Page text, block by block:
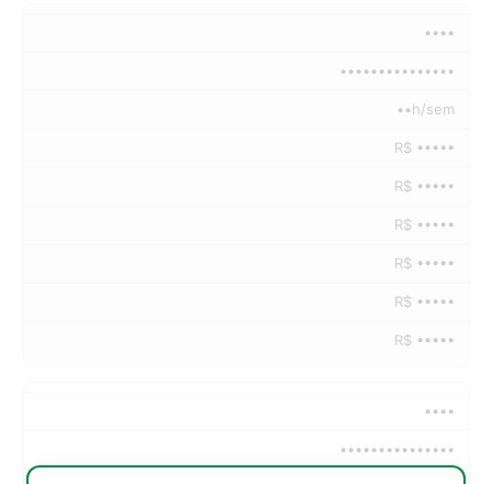
••••
•••••••••••••••
••h/sem
R$ •••••
R$ •••••
R$ •••••
R$ •••••
R$ •••••
R$ •••••
••••
•••••••••••••••